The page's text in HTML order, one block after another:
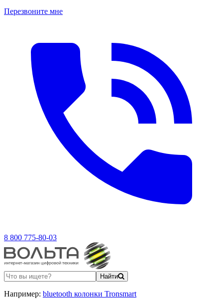
Перезвоните мне
8 800 775-80-03
Найти
Например: bluetooth колонки Tronsmart